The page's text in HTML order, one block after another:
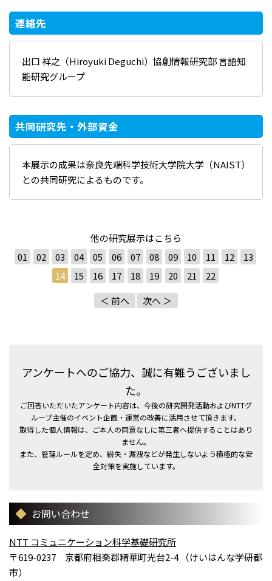
連絡先
出口 祥之（Hiroyuki Deguchi）協創情報研究部 言語知
能研究グループ
共同研究先・外部資金
本展示の成果は奈良先端科学技術大学院大学（NAIST）
との共同研究によるものです。
他の研究展示はこちら
01
02 03 04 05 06 07 08 09 10 11 12
13
14
15 16 17 18 19 20 21
22
＜ 前へ
次へ ＞
アンケートへのご協力、誠に有難うございまし
た。
ご回答いただいたアンケート内容は、今後の研究開発活動およびNTTグ
ループ主催のイベント企画・運営の改善に活用させて頂きます。
取得した個人情報は、ご本人の同意なしに第三者へ提供することはあり
ません。
また、管理ルールを定め、紛失・漏洩などが発生しないよう積極的な安
全対策を実施しています。
お問い合わせ
NTT コミュニケーション科学基礎研究所
〒619-0237 京都府相楽郡精華町光台2-4 （けいはんな学研都
市）